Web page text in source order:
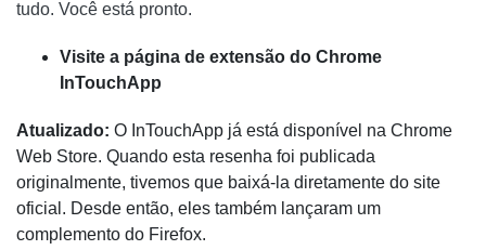
tudo. Você está pronto.
Visite a página de extensão do Chrome
InTouchApp
Atualizado: O InTouchApp já está disponível na Chrome
Web Store. Quando esta resenha foi publicada
originalmente, tivemos que baixá-la diretamente do site
oficial. Desde então, eles também lançaram um
complemento do Firefox.